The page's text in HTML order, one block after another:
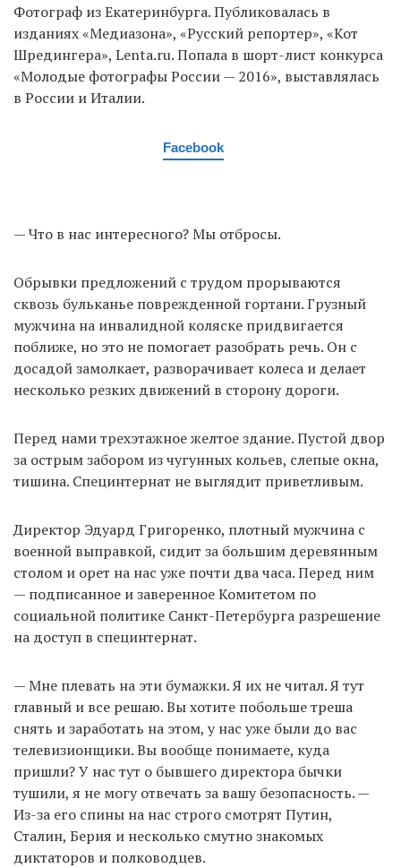
Фотограф из Екатеринбурга. Публиковалась в
изданиях «Медиазона», «Русский репортер», «Кот
Шредингера», Lenta.ru. Попала в шорт-лист конкурса
«Молодые фотографы России — 2016», выставлялась
в России и Италии.
Facebook
— Что в нас интересного? Мы отбросы.
Обрывки предложений с трудом прорываются
сквозь бульканье поврежденной гортани. Грузный
мужчина на инвалидной коляске придвигается
поближе, но это не помогает разобрать речь. Он с
досадой замолкает, разворачивает колеса и делает
несколько резких движений в сторону дороги.
Перед нами трехэтажное желтое здание. Пустой двор
за острым забором из чугунных кольев, слепые окна,
тишина. Специнтернат не выглядит приветливым.
Директор Эдуард Григоренко, плотный мужчина с
военной выправкой, сидит за большим деревянным
столом и орет на нас уже почти два часа. Перед ним
— подписанное и заверенное Комитетом по
социальной политике Санкт-Петербурга разрешение
на доступ в специнтернат.
— Мне плевать на эти бумажки. Я их не читал. Я тут
главный и все решаю. Вы хотите побольше треша
снять и заработать на этом, у нас уже были до вас
телевизионщики. Вы вообще понимаете, куда
пришли? У нас тут о бывшего директора бычки
тушили, я не могу отвечать за вашу безопасность. —
Из-за его спины на нас строго смотрят Путин,
Сталин, Берия и несколько смутно знакомых
диктаторов и полководцев.